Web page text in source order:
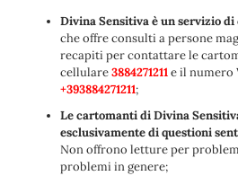
Divina Sensitiva è un servizio
che offre consulti a persone
recapiti per contattare le
cellulare3884271211e il numero
+393884271211;
Le cartomanti di Divina
esclusivamente di questioni
Non offrono letture per
problemi in genere;